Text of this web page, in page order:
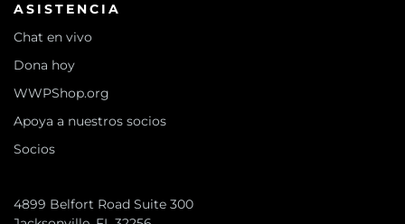
ASISTENCIA
Chat en vivo
Dona hoy
WWPShop.org
Apoya a nuestros socios
Socios
4899 Belfort Road Suite 300